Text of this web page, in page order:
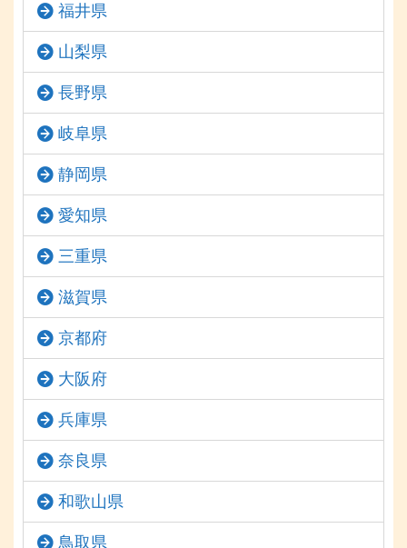
福井県
山梨県
長野県
岐阜県
静岡県
愛知県
三重県
滋賀県
京都府
大阪府
兵庫県
奈良県
和歌山県
鳥取県